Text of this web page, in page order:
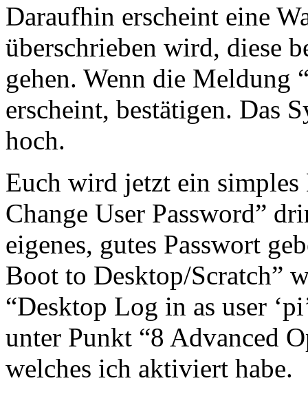
Daraufhin erscheint eine
überschrieben wird, diese
gehen. Wenn die Meldung
erscheint, bestätigen. Das
hoch.
Euch wird jetzt ein
Change User Password”
eigenes, gutes Passwort
Boot to Desktop/Scratch”
“Desktop Log in as user
unter Punkt “8 Advanced
welches ich aktiviert habe.